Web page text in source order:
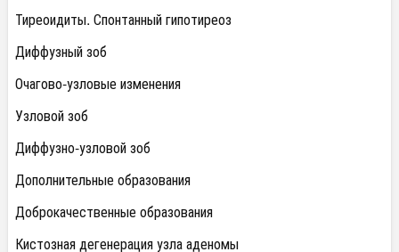
Тиреоидиты. Спонтанный гипотиреоз
Диффузный зоб
Очагово-узловые изменения
Узловой зоб
Диффузно-узловой зоб
Дополнительные образования
Доброкачественные образования
Кистозная дегенерация узла аденомы